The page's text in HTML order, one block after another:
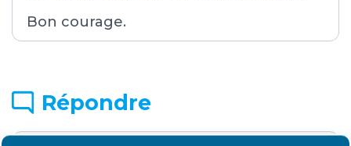
Bon courage.
Répondre